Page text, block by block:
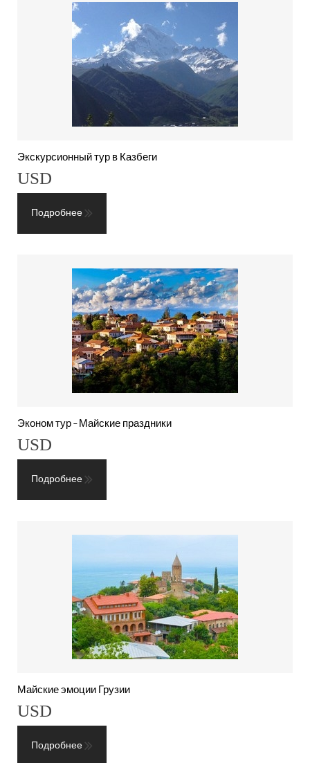
Экскурсионный тур в Казбеги
USD
Подробнее
Эконом тур - Майские праздники
USD
Подробнее
Майские эмоции Грузии
USD
Подробнее